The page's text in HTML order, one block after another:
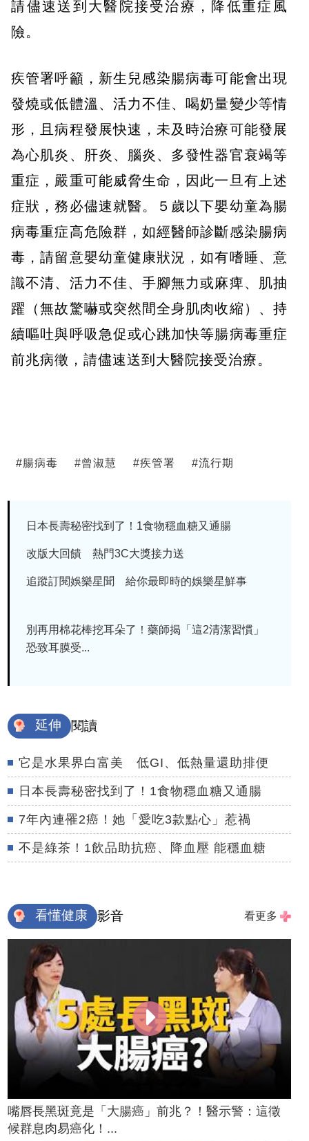
請儘速送到大醫院接受治療，降低重症風
險。
疾管署呼籲，新生兒感染腸病毒可能會出現
發燒或低體溫、活力不佳、喝奶量變少等情
形，且病程發展快速，未及時治療可能發展
為心肌炎、肝炎、腦炎、多發性器官衰竭等
重症，嚴重可能威脅生命，因此一旦有上述
症狀，務必儘速就醫。５歲以下嬰幼童為腸
病毒重症高危險群，如經醫師診斷感染腸病
毒，請留意嬰幼童健康狀況，如有嗜睡、意
識不清、活力不佳、手腳無力或麻痺、肌抽
躍（無故驚嚇或突然間全身肌肉收縮）、持
續嘔吐與呼吸急促或心跳加快等腸病毒重症
前兆病徵，請儘速送到大醫院接受治療。
#腸病毒 #曾淑慧 #疾管署 #流行期
日本長壽秘密找到了！1食物穩血糖又通腸
改版大回饋 熱門3C大獎接力送
追蹤訂閱娛樂星聞 給你最即時的娛樂星鮮事
別再用棉花棒挖耳朵了！藥師揭「這2清潔習慣」
恐致耳膜受...
延伸 閱讀
它是水果界白富美 低GI、低熱量還助排便
日本長壽秘密找到了！1食物穩血糖又通腸
7年內連罹2癌！她「愛吃3款點心」惹禍
不是綠茶！1飲品助抗癌、降血壓 能穩血糖
看懂健康 影音 看更多
嘴唇長黑斑竟是「大腸癌」前兆？！醫示警：這徵
候群息肉易癌化！...